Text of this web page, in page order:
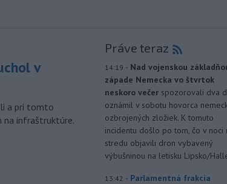
v
a pri tomto
na infraštruktúre.
Práve teraz
14:19 - Nad vojenskou
západe Nemecka vo štvrtok
neskoro večer spozorovali dva
oznámil v sobotu hovorca
ozbrojených zložiek. K tomuto
incidentu došlo po tom, čo v noci
stredu objavili dron vybavený
výbušninou na letisku Lipsko/
13:42 - Parlamentná frakcia